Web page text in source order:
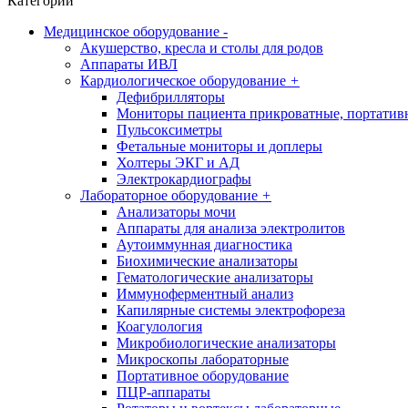
Медицинское оборудование -
Акушерство, кресла и столы для родов
Аппараты ИВЛ
Кардиологическое оборудование +
Дефибрилляторы
Мониторы пациента прикроватные,
Пульсоксиметры
Фетальные мониторы и доплеры
Холтеры ЭКГ и АД
Электрокардиографы
Лабораторное оборудование +
Анализаторы мочи
Аппараты для анализа электролитов
Аутоиммунная диагностика
Биохимические анализаторы
Гематологические анализаторы
Иммуноферментный анализ
Капилярные системы электрофореза
Коагулология
Микробиологические анализаторы
Микроскопы лабораторные
Портативное оборудование
ПЦР-аппараты